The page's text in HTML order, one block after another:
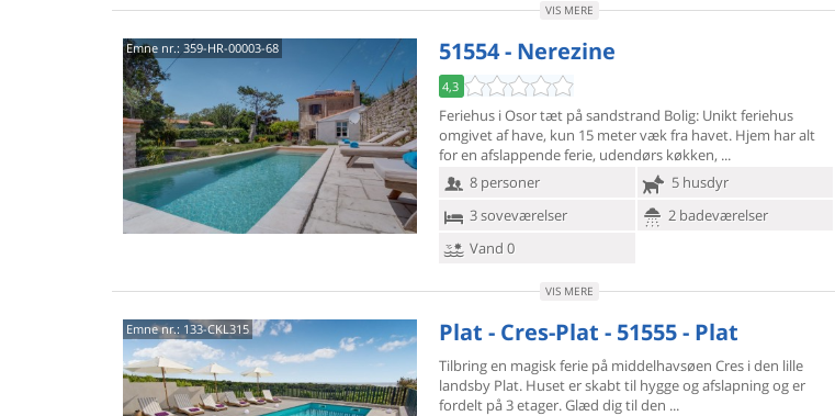
VIS MERE
Emne nr.: 359-HR-00003-68 51554 - Nerezine
4,3
Feriehus i Osor tæt på sandstrand Bolig: Unikt feriehus
omgivet af have, kun 15 meter væk fra havet. Hjem har alt
for en afslappende ferie, udendørs køkken,
8 personer
5 husdyr
3 soveværelser
2 badeværelser
Vand 0
VIS MERE
Emne nr.: 133-CKL315 Plat - Cres-Plat - 51555 - Plat
Tilbring en magisk ferie på middelhavsøen Cres i den lille
landsby Plat. Huseter skabt til hygge og afslapning og er
fordelt på 3 etager. Glæd dig til den